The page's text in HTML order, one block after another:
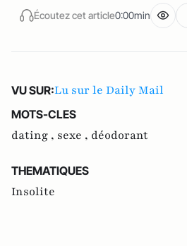
Écoutez cet article0:00min
VU SUR:Lu sur le Daily Mail
MOTS-CLES
dating , sexe , déodorant
THEMATIQUES
Insolite